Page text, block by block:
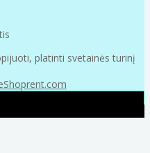
platinti svetainės turinį